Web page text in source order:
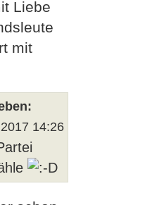
Liebe
mit
14:26